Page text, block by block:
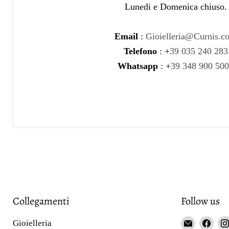
Lunedi e Domenica chiuso.
Email :
Telefono: +39 035 240 283
Whatsapp : +39 348 900
Collegamenti
Gioielleria
Follow us
EmailFind